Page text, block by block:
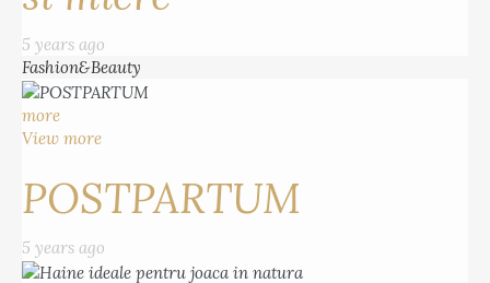
5 years ago
Fashion&Beauty
more
View more
POSTPARTUM
5 years ago